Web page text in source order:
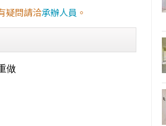
疑問請洽承辦人員 。